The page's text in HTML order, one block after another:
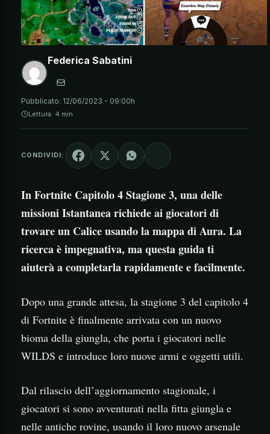
Federica Sabatini
Pubblicato: 12/06/2023 - 09:00h
Lettura: 4 min
CONDIVIDI:
In Fortnite Capitolo 4 Stagione 3, una delle
missioni Istantanea richiede ai giocatori di
trovare un Calice usando la mappa di Aura. La
ricerca è impegnativa, ma questa guida ti
aiuterà a completarla rapidamente e facilmente.
Dopo una grande attesa, la stagione 3 del capitolo 4
di Fortnite è finalmente arrivata con un nuovo
bioma della giungla, che porta i giocatori nelle
WILDS e introduce loro nuove armi e oggetti utili.
Dal rilascio dell’aggiornamento stagionale, i
giocatori si sono avventurati nella fitta giungla e
nelle antiche rovine, usando il loro nuovo arsenale